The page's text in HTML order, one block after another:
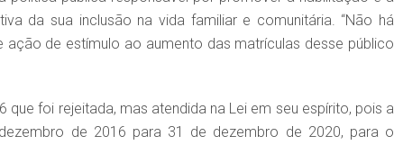
da sua inclusão na vida familiar e comunitária. “Não há
de estímulo ao aumento das matrículas desse público
foi rejeitada, mas atendida na Lei em seu espírito, pois a
de 2016 para 31 de dezembro de 2020, para o